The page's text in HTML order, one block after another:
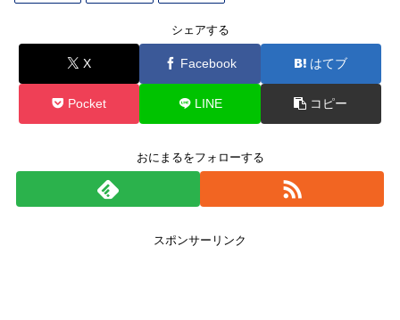
シェアする
X Facebook はてブ
Pocket LINE コピー
おにまるをフォローする
スポンサーリンク